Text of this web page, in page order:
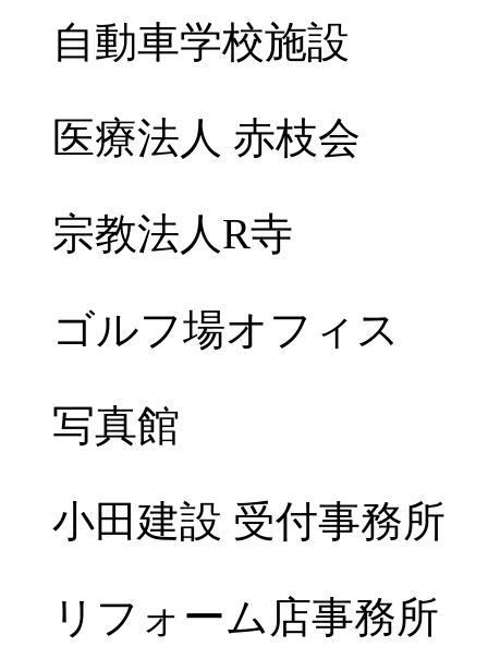
自動車学校施設
医療法人 赤枝会
宗教法人R寺
ゴルフ場オフィス
写真館
小田建設 受付事務所
リフォーム店事務所